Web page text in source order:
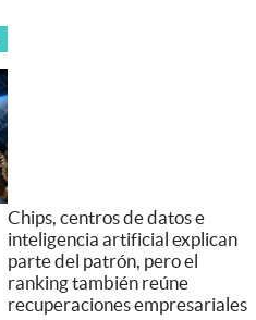
Chips, centros de datos e
inteligencia artificial explican
parte del patrón, pero el
ranking también reúne
recuperaciones empresariales